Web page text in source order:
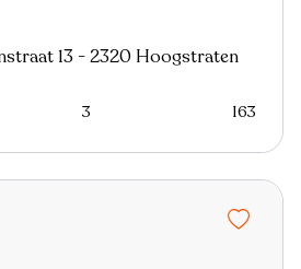
13 - 2320 Hoogstraten
3 163